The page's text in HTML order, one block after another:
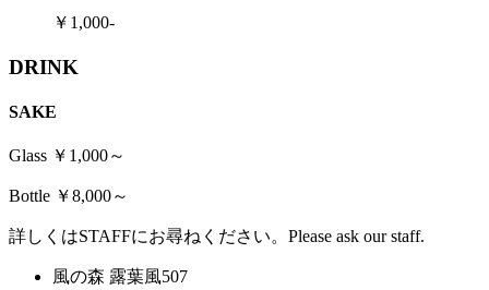
￥1,000-
DRINK
SAKE
Glass ￥1,000～
Bottle ￥8,000～
詳しくはSTAFFにお尋ねください。Please ask our staff.
風の森 露葉風507